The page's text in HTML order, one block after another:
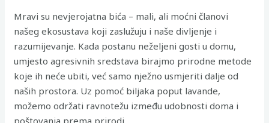
Mravi su nevjerojatna bića – mali, ali moćni članovi
našeg ekosustava koji zaslužuju i naše divljenje i
razumijevanje. Kada postanu neželjeni gosti u domu,
umjesto agresivnih sredstava birajmo prirodne metode
koje ih neće ubiti, već samo nježno usmjeriti dalje od
naših prostora. Uz pomoć biljaka poput lavande,
možemo održati ravnotežu između udobnosti doma i
poštovanja prema prirodi.